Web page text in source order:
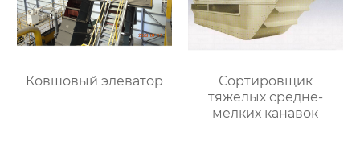
Ковшовый элеватор
Сортировщик
тяжелых средне-
мелких канавок